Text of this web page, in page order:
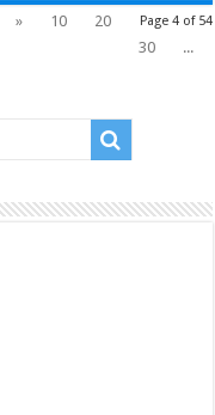
Page 4 of 54
» 10
20
30
...